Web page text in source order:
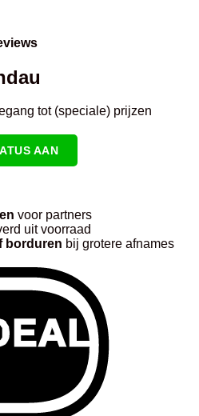
tot (speciale) prijzen
AAN
voor partners
uit voorraad
borduren bij grotere afnames